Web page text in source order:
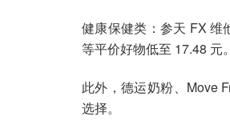
健康保健类：参天 FX 维
等平价好物低至 17.48 元。
此外，德运奶粉、Move
选择。